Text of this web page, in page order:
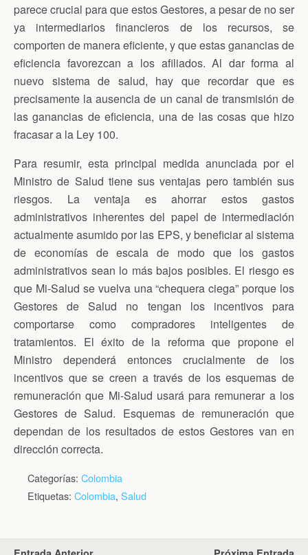
parece crucial para que estos Gestores, a pesar de no ser
ya intermediarios financieros de los recursos, se
comporten de manera eficiente, y que estas ganancias de
eficiencia favorezcan a los afiliados. Al dar forma al
nuevo sistema de salud, hay que recordar que es
precisamente la ausencia de un canal de transmisión de
las ganancias de eficiencia, una de las cosas que hizo
fracasar a la Ley 100.
Para resumir, esta principal medida anunciada por el
Ministro de Salud tiene sus ventajas pero también sus
riesgos. La ventaja es ahorrar estos gastos
administrativos inherentes del papel de intermediación
actualmente asumido por las EPS, y beneficiar al sistema
de economías de escala de modo que los gastos
administrativos sean lo más bajos posibles. El riesgo es
que Mi-Salud se vuelva una “chequera ciega” porque los
Gestores de Salud no tengan los incentivos para
comportarse como compradores inteligentes de
tratamientos. El éxito de la reforma que propone el
Ministro dependerá entonces crucialmente de los
incentivos que se creen a través de los esquemas de
remuneración que Mi-Salud usará para remunerar a los
Gestores de Salud. Esquemas de remuneración que
dependan de los resultados de estos Gestores van en
dirección correcta.
Categorías: Colombia
Etiquetas: Colombia, Salud